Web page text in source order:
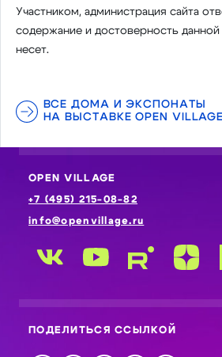
Участником, администрация сайта
содержание и достоверность
несет.
ВСЕ ДОМА И ЭКСПОНАТЫ
НА ВЫСТАВКЕ OPEN
OPEN VILLAGE
+7 (495) 215-08-82
info@openvillage.ru
ПОДЕЛИТЬСЯ ССЫЛКОЙ